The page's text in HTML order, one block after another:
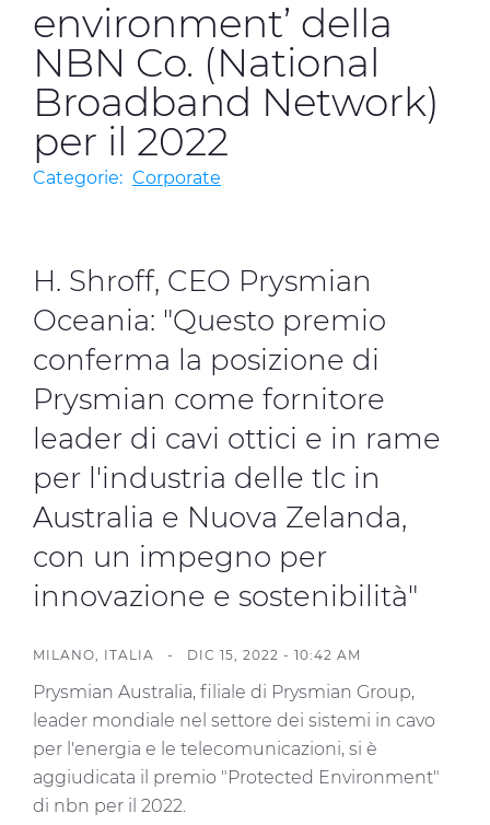
Etica e Integrità
Innovazione
Sostenibilità
Media
environment’ della
NBN Co. (National
Broadband Network)
per il 2022
Categorie: Corporate
H. Shroff, CEO Prysmian
Oceania: "Questo premio
conferma la posizione di
Prysmian come fornitore
leader di cavi ottici e in rame
per l'industria delle tlc in
Australia e Nuova Zelanda,
con un impegno per
innovazione e sostenibilità"
MILANO, ITALIA - DIC 15, 2022 - 10:42 AM
Prysmian Australia, filiale di Prysmian Group,
leader mondiale nel settore dei sistemi in cavo
per l'energia e le telecomunicazioni, si è
aggiudicata il premio "Protected Environment"
di nbn per il 2022.